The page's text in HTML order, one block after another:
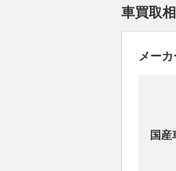
車買取
メー
国産